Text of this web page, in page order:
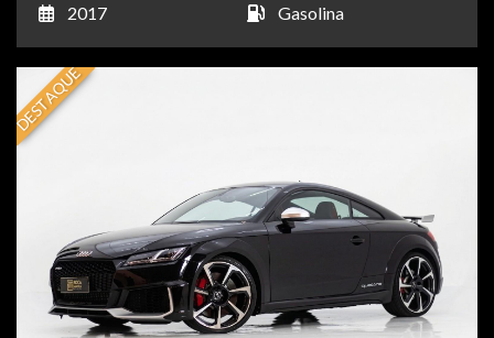
2017
Gasolina
DESTAQUE